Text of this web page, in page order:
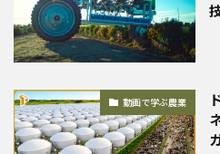
動画で学ぶ農業